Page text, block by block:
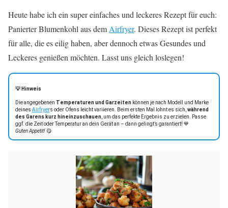
Heute habe ich ein super einfaches und leckeres Rezept für euch:
Panierter Blumenkohl aus dem Airfryer. Dieses Rezept ist perfekt
für alle, die es eilig haben, aber dennoch etwas Gesundes und
Leckeres genießen möchten. Lasst uns gleich loslegen!
💡 Hinweis
Die angegebenen Temperaturen und Garzeitenkönnen je nach Modell und Marke
deines Airfryers oder Ofens leicht variieren. Beim ersten Mal lohnt es sich, während
des Garens kurz hineinzuschauen, um das perfekte Ergebnis zu erzielen. Passe
ggf. die Zeit oder Temperatur an dein Gerät an – dann gelingt’s garantiert! 💙
Guten Appetit!😋